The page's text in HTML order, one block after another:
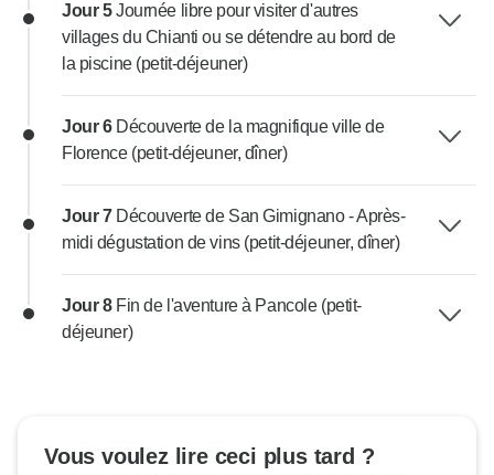
Jour 5Journée libre pour visiter d'autres
villages du Chianti ou se détendre au bord de
la piscine (petit-déjeuner)
Jour 6 Découverte de la magnifique ville de
Florence (petit-déjeuner, dîner)
Jour 7 Découverte de San Gimignano - Après-
midi dégustation de vins (petit-déjeuner, dîner)
Jour 8 Fin de l'aventure à Pancole (petit-
déjeuner)
Vous voulez lire ceci plus tard ?